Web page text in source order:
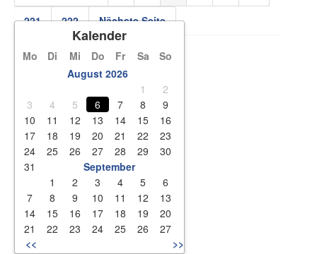
221
222 Nächste Seite
Kalender
Mo Di Mi Do Fr Sa
So
August 2026
1
2
3
4 5 6 7 8
9
10
11 12 13 14 15
16
17
18 19 20 21 22
23
24
25 26 27 28 29
30
31
September
1
2 3 4 5
6
7
8 9 10 11 12
13
14
15 16 17 18 19
20
21
22 23 24 25 26
27
<<
>>